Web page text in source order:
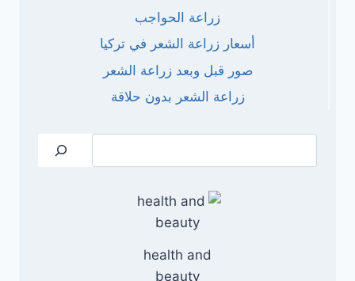
زراعة الحواجب
أسعار زراعة الشعر في تركيا
صور قبل وبعد زراعة الشعر
زراعة الشعر بدون حلاقة
health and
beauty